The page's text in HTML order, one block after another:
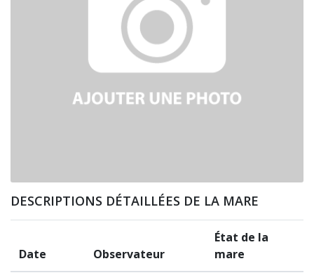
DESCRIPTIONS DÉTAILLÉES DE LA MARE
Date Observateur
État de la
mare